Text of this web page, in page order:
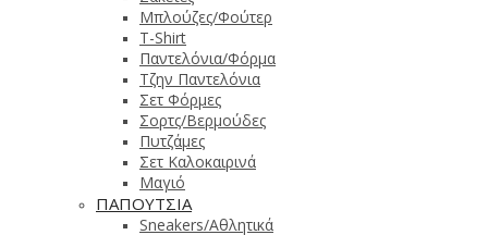
Μπλούζες/Φούτερ
T-Shirt
Παντελόνια/Φόρμα
Τζην Παντελόνια
Σετ Φόρμες
Σορτς/Βερμούδες
Πυτζάμες
Σετ Καλοκαιρινά
Μαγιό
ΠΑΠΟΥΤΣΙΑ
Sneakers/Aθλητικά